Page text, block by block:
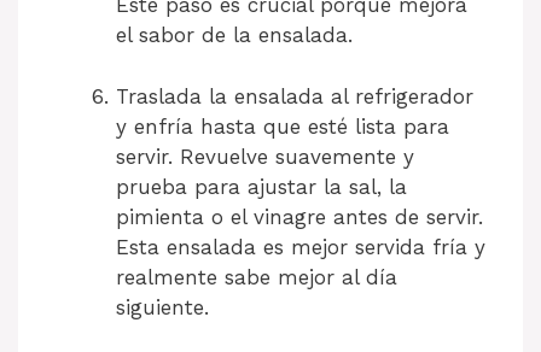
Este paso es crucial porque mejora
el sabor de la ensalada.
Traslada la ensalada al refrigerador
y enfría hasta que esté lista para
servir. Revuelve suavemente y
prueba para ajustar la sal, la
pimienta o el vinagre antes de servir.
Esta ensalada es mejor servida fría y
realmente sabe mejor al día
siguiente.